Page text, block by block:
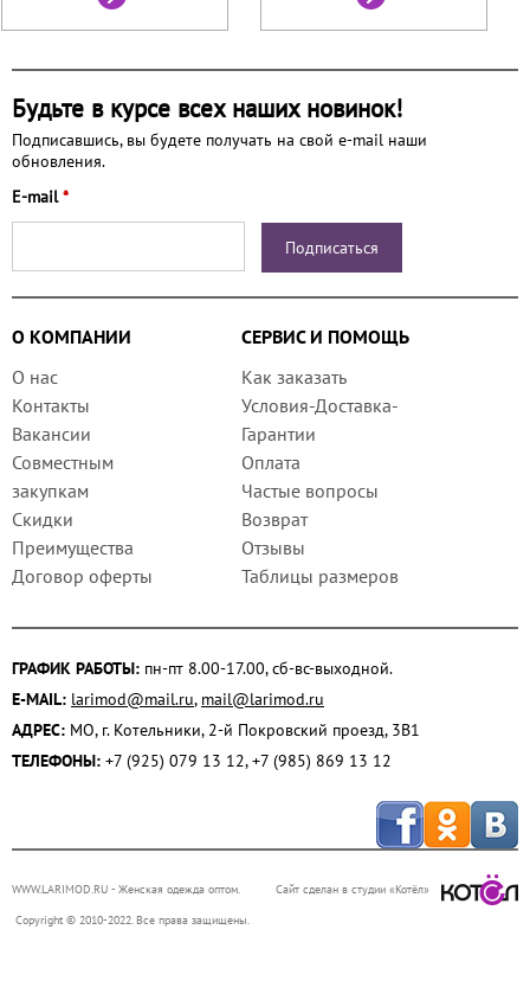
Будьте в курсе всех наших новинок!
Подписавшись, вы будете получать на свой e-mail наши
обновления.
E-mail*
О КОМПАНИИ
СЕРВИС И ПОМОЩЬ
О нас
Контакты
Вакансии
Совместным
закупкам
Скидки
Преимущества
Договор оферты
Как заказать
Условия-Доставка-
Гарантии
Оплата
Частые вопросы
Возврат
Отзывы
Таблицы размеров
ГРАФИК РАБОТЫ: пн-пт 8.00-17.00, сб-вс-выходной.
E-MAIL: larimod@mail.ru, mail@larimod.ru
АДРЕС: МО, г. Котельники, 2-й Покровский проезд, 3В1
ТЕЛЕФОНЫ: +7 (925) 079 13 12, +7 (985) 869 13 12
Сайт сделан в студии «Котёл»
WWW.LARIMOD.RU - Женская одежда оптом.
Copyright © 2010-2022. Все права защищены.